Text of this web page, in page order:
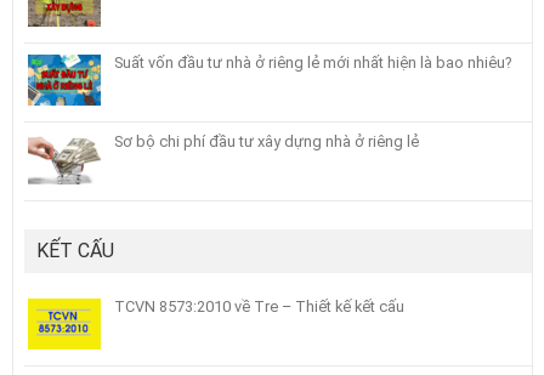
Suất vốn đầu tư nhà ở riêng lẻ mới nhất hiện là bao nhiêu?
Sơ bộ chi phí đầu tư xây dựng nhà ở riêng lẻ
KẾT CẤU
TCVN 8573:2010 về Tre – Thiết kế kết cấu